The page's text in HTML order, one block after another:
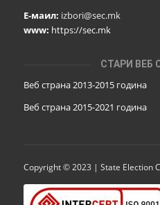
Е-маил: izbori@sec.mk
www: https://sec.mk
СТАРИ ВЕБ
Веб страна 2013-2015 година
Веб страна 2015-2021 година
Copyright © 2023 | State Election